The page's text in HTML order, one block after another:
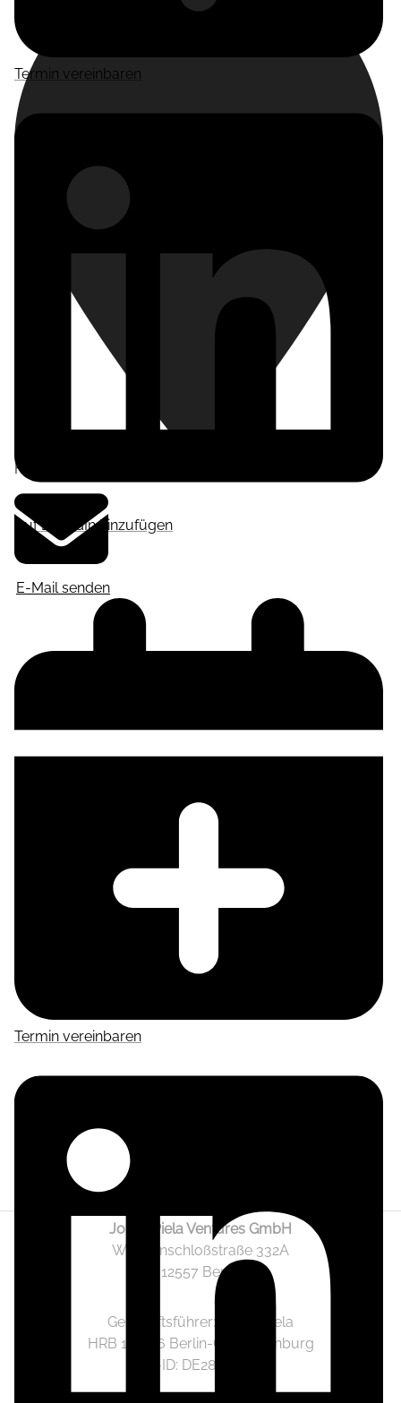
Termin vereinbaren
Auf LinkedIn hinzufügen
Frankfurt am Main
E-Mail senden
Termin vereinbaren
Jonas Piela Ventures GmbH
Wendenschloßstraße 332A
12557 Berlin
Geschäftsführer: Jonas Piela
HRB 141236 Berlin-Charlottenburg
Ust.-ID: DE282633825